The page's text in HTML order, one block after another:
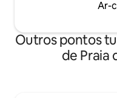
Ar-
Outros pontos
de Praia